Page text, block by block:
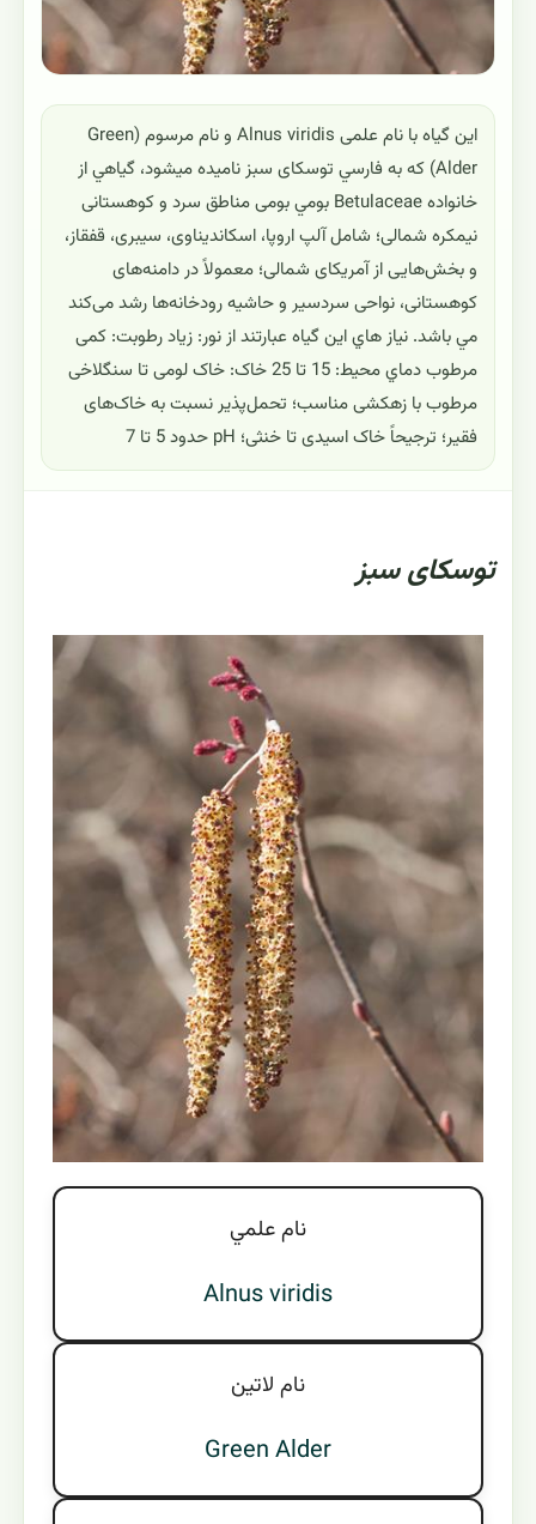
این گیاه با نام علمی Alnus viridis و نام مرسوم (Green
Alder) که به فارسي توسکای سبز ناميده ميشود، گياهي از
خانواده Betulaceae بومي بومی مناطق سرد و کوهستانی
نیمکره شمالی؛ شامل آلپ اروپا، اسکاندیناوی، سیبری، قفقاز،
و بخش‌هایی از آمریکای شمالی؛ معمولاً در دامنه‌های
کوهستانی، نواحی سردسیر و حاشیه رودخانه‌ها رشد می‌کند
مي باشد. نياز هاي اين گياه عبارتند از نور: زیاد رطوبت: کمی
مرطوب دماي محيط: 15 تا 25 خاک: خاک لومی تا سنگلاخی
مرطوب با زهکشی مناسب؛ تحمل‌پذیر نسبت به خاک‌های
فقیر؛ ترجیحاً خاک اسیدی تا خنثی؛ pH حدود 5 تا 7
توسکای سبز
نام علمي
Alnus viridis
نام لاتين
Green Alder